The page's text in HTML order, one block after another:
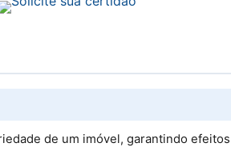
de um imóvel, garantindo